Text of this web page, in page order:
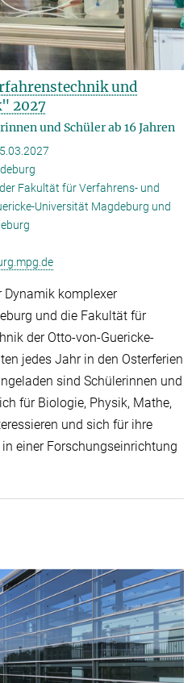
und
2027
und Schüler ab 16 Jahren
Fakultät für Verfahrens- und
Universität Magdeburg und
komplexer
und die Fakultät für
der Otto-von-Guericke-
jedes Jahr in den Osterferien
sind Schülerinnen und
für Biologie, Physik, Mathe,
und sich für ihre
einer Forschungseinrichtung